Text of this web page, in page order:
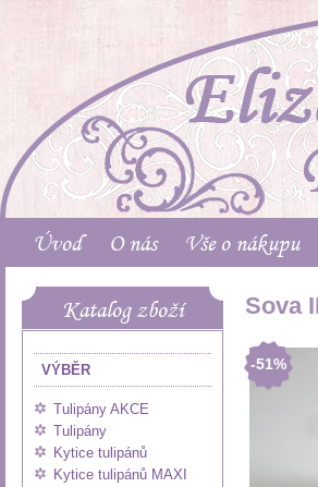
Úvod O nás Vše o nákupu
Katalog zboží
VÝBĚR
Tulipány AKCE
Tulipány
Kytice tulipánů
Kytice tulipánů MAXI
Sova
-51%